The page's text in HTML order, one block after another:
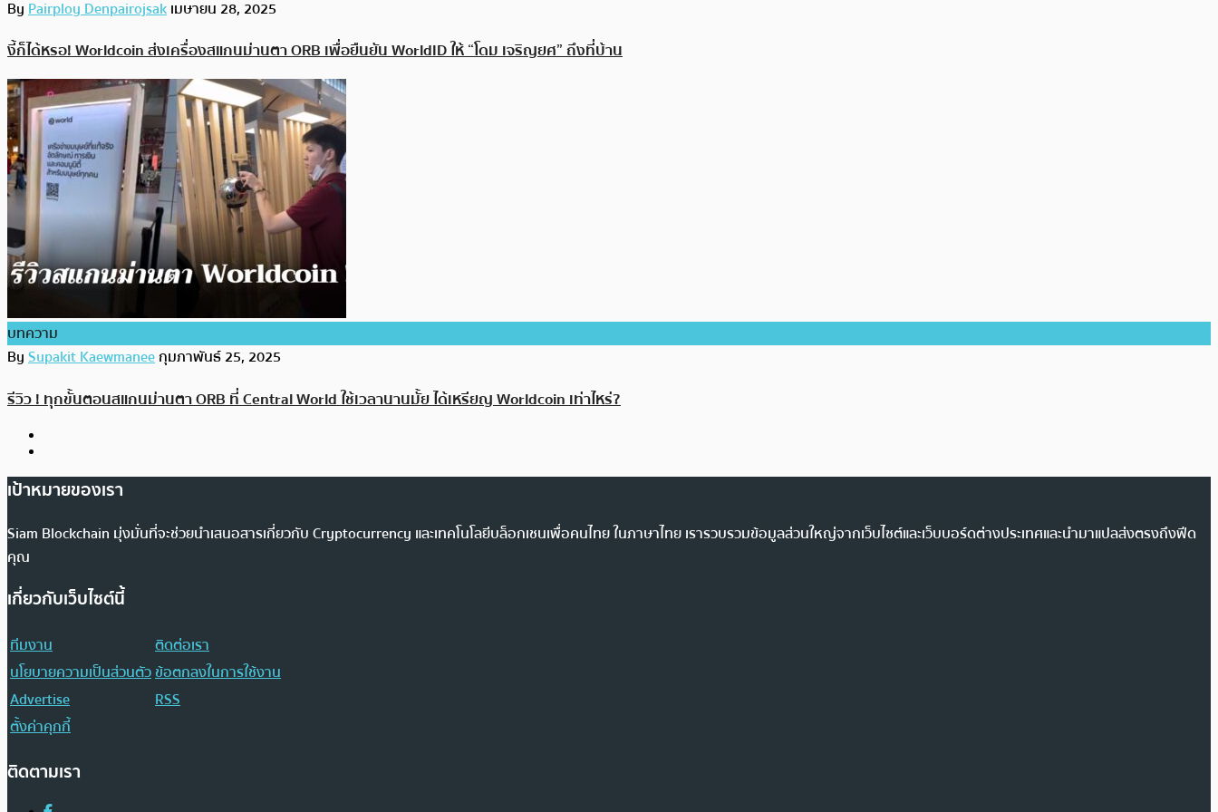
ByPairploy Denpairojsakเมษายน 28, 2025
งี้ก็ได้หรอ! Worldcoin ส่งเครื่องสแกนม่านตา ORB เพื่อยืนยัน WorldID ให้ “โดม เจริญยศ” ถึงที่บ้าน
บทความ
BySupakit Kaewmaneeกุมภาพันธ์ 25, 2025
รีวิว ! ทุกขั้นตอนสแกนม่านตา ORB ที่ Central World ใช้เวลานานมั้ย ได้เหรียญ Worldcoin เท่าไหร่?
เป้าหมายของเรา
Siam Blockchain มุ่งมั่นที่จะช่วยนำเสนอสารเกี่ยวกับ Cryptocurrency และเทคโนโลยีบล็อกเชนเพื่อคนไทย ในภาษาไทย เรารวบรวมข้อมูลส่วนใหญ่จากเว็บไซต์และเว็บบอร์ดต่างประเทศและนำมาแปลส่งตรงถึงฟีด
คุณ
เกี่ยวกับเว็บไซต์นี้
ทีมงาน
ติดต่อเรา
นโยบายความเป็นส่วนตัวข้อตกลงในการใช้งาน
Advertise
RSS
ตั้งค่าคุกกี้
ติดตามเรา